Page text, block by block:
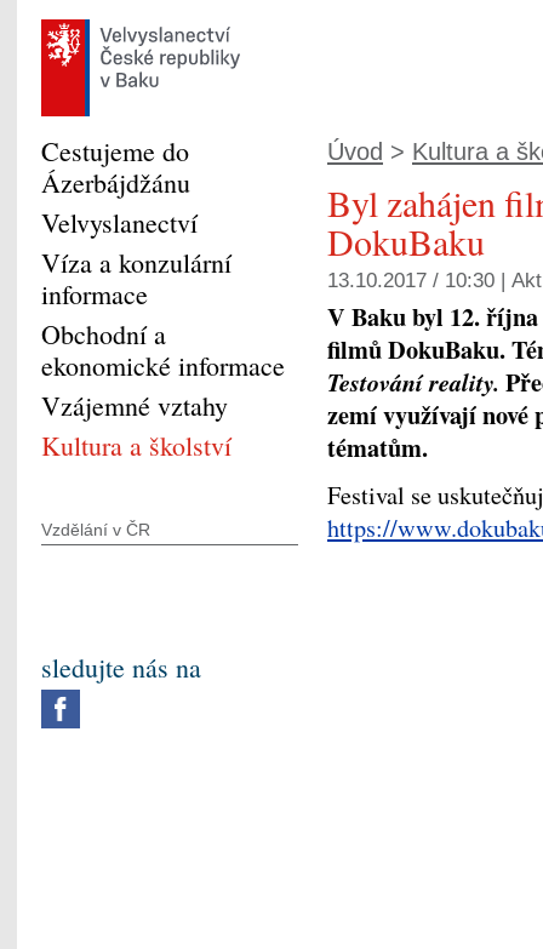
Úvod > Kultura a
Byl zahájen
DokuBaku
13.10.2017 / 10:30 |
V Baku byl 12.
filmů DokuBaku.
Testování reality.
zemí využívají
tématům.
Festival se
https://
Cestujeme do
Ázerbájdžánu
Velvyslanectví
Víza a konzulární
informace
Obchodní a
ekonomické informace
Vzájemné vztahy
Kultura a školství
Vzdělání v ČR
sledujte nás na